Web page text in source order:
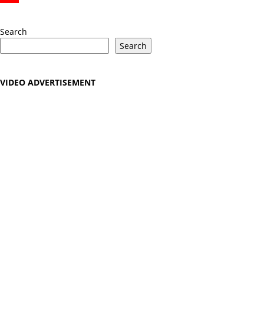
Search
Search
VIDEO ADVERTISEMENT